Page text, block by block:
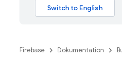
Firebase Dokumentation